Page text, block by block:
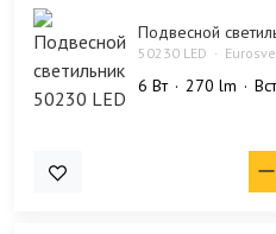
Подвесной
50230 LED
6 Bт 270 lm